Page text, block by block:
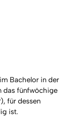
Bachelor in der
das fünfwöchige
für dessen
ist.